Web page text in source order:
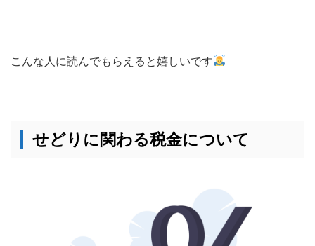
こんな人に読んでもらえると嬉しいです
せどりに関わる税金について